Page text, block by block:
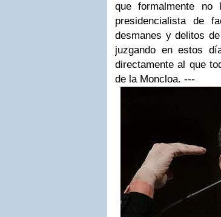
que formalmente
presidencialista de
desmanes y delitos
juzgando en estos
directamente al que
de la Moncloa. ---